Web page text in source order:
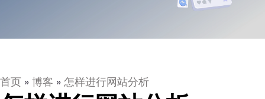
首页 » 博客 » 怎样进行网站分析